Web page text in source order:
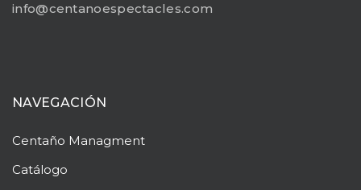
info@centanoespectacles.com
NAVEGACIÓN
Centaño Managment
Catálogo